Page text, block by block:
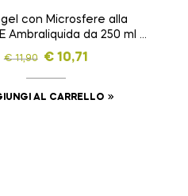
con Microsfere alla
Ambraliquida da 250 ml –
L’ERBOLARIO
€11,90 € 10,71
AL CARRELLO